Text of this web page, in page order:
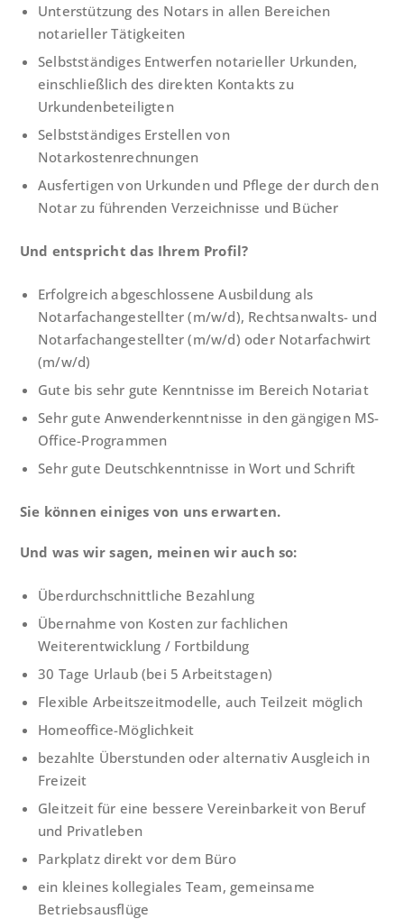
Unterstützung des Notars in allen Bereichen
notarieller Tätigkeiten
Selbstständiges Entwerfen notarieller Urkunden,
einschließlich des direkten Kontakts zu
Urkundenbeteiligten
Selbstständiges Erstellen von
Notarkostenrechnungen
Ausfertigen von Urkunden und Pflege der durch den
Notar zu führenden Verzeichnisse und Bücher
Und entspricht das Ihrem Profil?
Erfolgreich abgeschlossene Ausbildung als
Notarfachangestellter (m/w/d), Rechtsanwalts- und
Notarfachangestellter (m/w/d) oder Notarfachwirt
(m/w/d)
Gute bis sehr gute Kenntnisse im Bereich Notariat
Sehr gute Anwenderkenntnisse in den gängigen MS-
Office-Programmen
Sehr gute Deutschkenntnisse in Wort und Schrift
Sie können einiges von uns erwarten.
Und was wir sagen, meinen wir auch so:
Überdurchschnittliche Bezahlung
Übernahme von Kosten zur fachlichen
Weiterentwicklung / Fortbildung
30 Tage Urlaub (bei 5 Arbeitstagen)
Flexible Arbeitszeitmodelle, auch Teilzeit möglich
Homeoffice-Möglichkeit
bezahlte Überstunden oder alternativ Ausgleich in
Freizeit
Gleitzeit für eine bessere Vereinbarkeit von Beruf
und Privatleben
Parkplatz direkt vor dem Büro
ein kleines kollegiales Team, gemeinsame
Betriebsausflüge